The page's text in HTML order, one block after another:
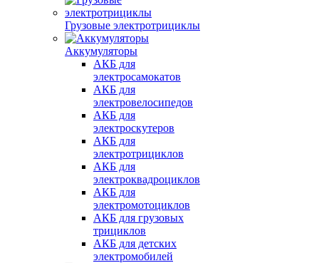
Грузовые электротрициклы
Аккумуляторы
АКБ для
электросамокатов
АКБ для
электровелосипедов
АКБ для
электроскутеров
АКБ для
электротрициклов
АКБ для
электроквадроциклов
АКБ для
электромотоциклов
АКБ для грузовых
трициклов
АКБ для детских
электромобилей